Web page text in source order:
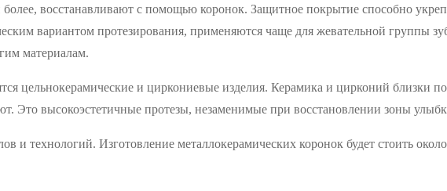
восстанавливают с помощью коронок. Защитное покрытие способно
вариантом протезирования, применяются чаще для жевательной группы
материалам.
цельнокерамические и циркониевые изделия. Керамика и цирконий близки
Это высокоэстетичные протезы, незаменимые при восстановлении зоны
и технологий. Изготовление металлокерамических коронок будет стоить